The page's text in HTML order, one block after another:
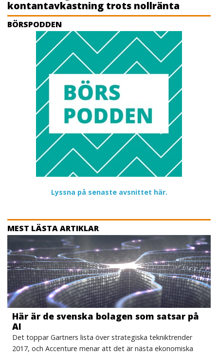
kontantavkastning trots nollränta
BÖRSPODDEN
Lyssna på senaste avsnittet här.
MEST LÄSTA ARTIKLAR
Här är de svenska bolagen som satsar på
AI
Det toppar Gartners lista över strategiska tekniktrender
2017, och Accenture menar att det är nästa ekonomiska